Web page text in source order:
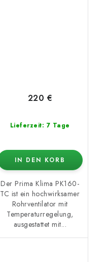
Lieferzeit: 7 Tage
220 €
IN DEN KORB
Der Prima Klima PK160-
TC ist ein hochwirksamer
Rohrventilator mit
Temperaturregelung,
ausgestattet mit...